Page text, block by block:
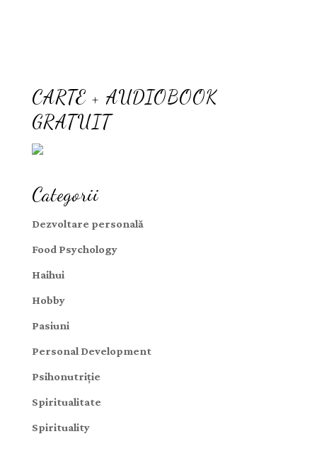
CARTE + AUDIOBOOK
GRATUIT
Categorii
Dezvoltare personală
Food Psychology
Haihui
Hobby
Pasiuni
Personal Development
Psihonutriție
Spiritualitate
Spirituality